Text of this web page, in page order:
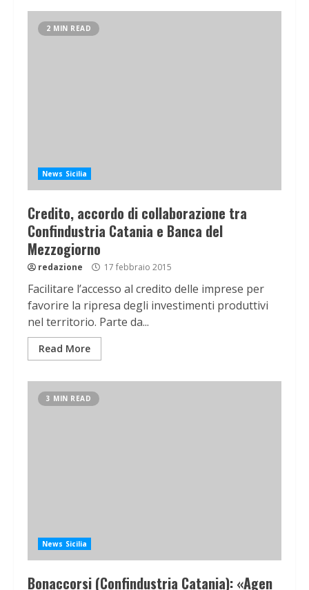
2 MIN READ
News Sicilia
Credito, accordo di collaborazione tra
Confindustria Catania e Banca del
Mezzogiorno
redazione 17 febbraio 2015
Facilitare l’accesso al credito delle imprese per
favorire la ripresa degli investimenti produttivi
nel territorio. Parte da...
Read More
3 MIN READ
News Sicilia
Bonaccorsi (Confindustria Catania): «Agen